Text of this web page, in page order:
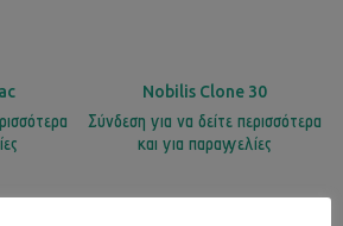
Nobilis Clone 30
Σύνδεση για να δείτε περισσότερα
και για παραγγελίες